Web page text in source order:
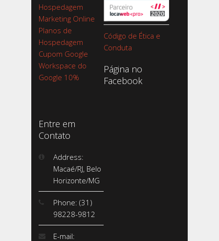
Hospedagem
Marketing Online
Planos de
Hospedagem
Cupom Google
Workspace do
Google 10%
Código de Ética e
Conduta
Página no
Facebook
Entre em
Contato
Address:
Macaé/RJ, Belo
Horizonte/MG
Phone: (31)
98228-9812
E-mail: